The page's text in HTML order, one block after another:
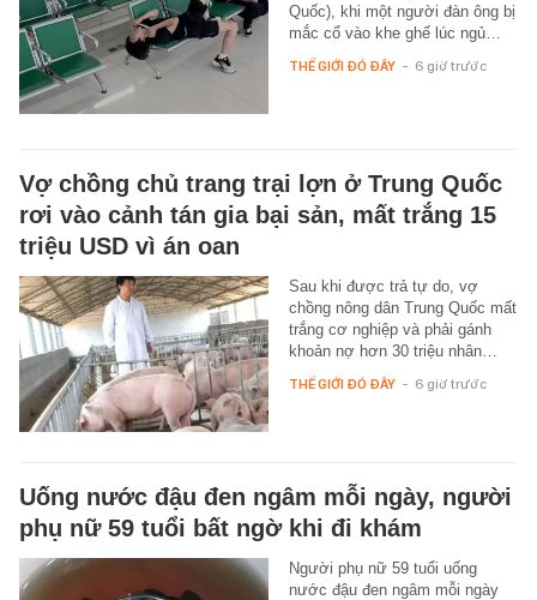
Quốc), khi một người đàn ông bị
mắc cổ vào khe ghế lúc ngủ…
THẾ GIỚI ĐÓ ĐÂY - 6 giờ trước
Vợ chồng chủ trang trại lợn ở Trung Quốc
rơi vào cảnh tán gia bại sản, mất trắng 15
triệu USD vì án oan
Sau khi được trả tự do, vợ
chồng nông dân Trung Quốc mất
trắng cơ nghiệp và phải gánh
khoản nợ hơn 30 triệu nhân…
THẾ GIỚI ĐÓ ĐÂY - 6 giờ trước
Uống nước đậu đen ngâm mỗi ngày, người
phụ nữ 59 tuổi bất ngờ khi đi khám
Người phụ nữ 59 tuổi uống
nước đậu đen ngâm mỗi ngày